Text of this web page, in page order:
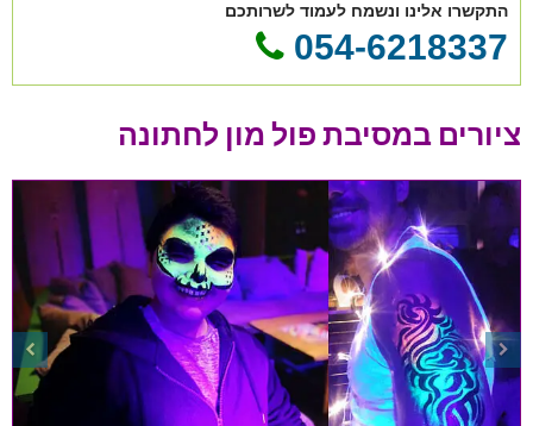
התקשרו אלינו ונשמח לעמוד לשרותכם
054-6218337
ציורים במסיבת פול מון לחתונה